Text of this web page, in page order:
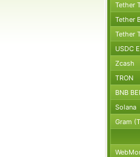
Tether
Tether
Tether
USDC
Zcash
TRON
BNB
Solana
Gram